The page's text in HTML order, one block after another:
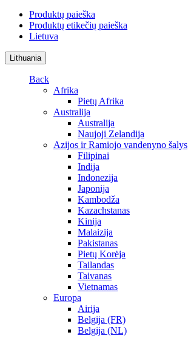
Produktų paieška
Produktų etikečių paieška
Lietuva
Lithuania
Back
Afrika
Pietų Afrika
Australija
Australija
Naujoji Zelandija
Azijos ir Ramiojo vandenyno šalys
Filipinai
Indija
Indonezija
Japonija
Kambodža
Kazachstanas
Kinija
Malaizija
Pakistanas
Pietų Korėja
Tailandas
Taivanas
Vietnamas
Europa
Airija
Belgija (FR)
Belgija (NL)